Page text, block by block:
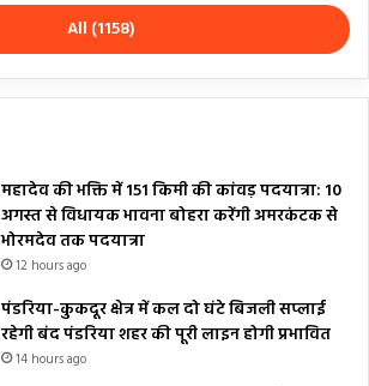
All (1158)
महादेव की भक्ति में 151 किमी की कांवड़ पदयात्रा: 10
अगस्त से विधायक भावना बोहरा करेंगी अमरकंटक से
भोरमदेव तक पदयात्रा
12 hours ago
पंडरिया-कुकदूर क्षेत्र में कल दो घंटे बिजली सप्लाई
रहेगी बंद पंडरिया शहर की पूरी लाइन होगी प्रभावित
14 hours ago